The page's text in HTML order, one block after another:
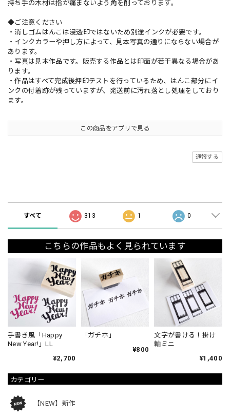
カテゴリー
【NEW】新作
持ち手の木材は指が痛まないよう角を削っております。
◆ご注意ください
・消しゴムはんこは浸透印ではないため別途インクが必要です。
・インクカラーや押し方によって、見本写真の通りにならない場合が
あります。
・写真は見本作品です。販売する作品とは印面が若干異なる場合があ
ります。
・作品はすべて完成後押印テストを行っているため、はんこ部分にイ
ンクの付着跡が残っていますが、発送前に汚れ落とし処理をしており
ます。
この商品をアプリで見る
通報する
すべて 313 1 0
こちらの作品もよく見られています
手書き風「Happy
New Year!」LL
¥2,700
「ガチホ」
¥800
文字が書ける！掛け
軸ミニ
¥1,400